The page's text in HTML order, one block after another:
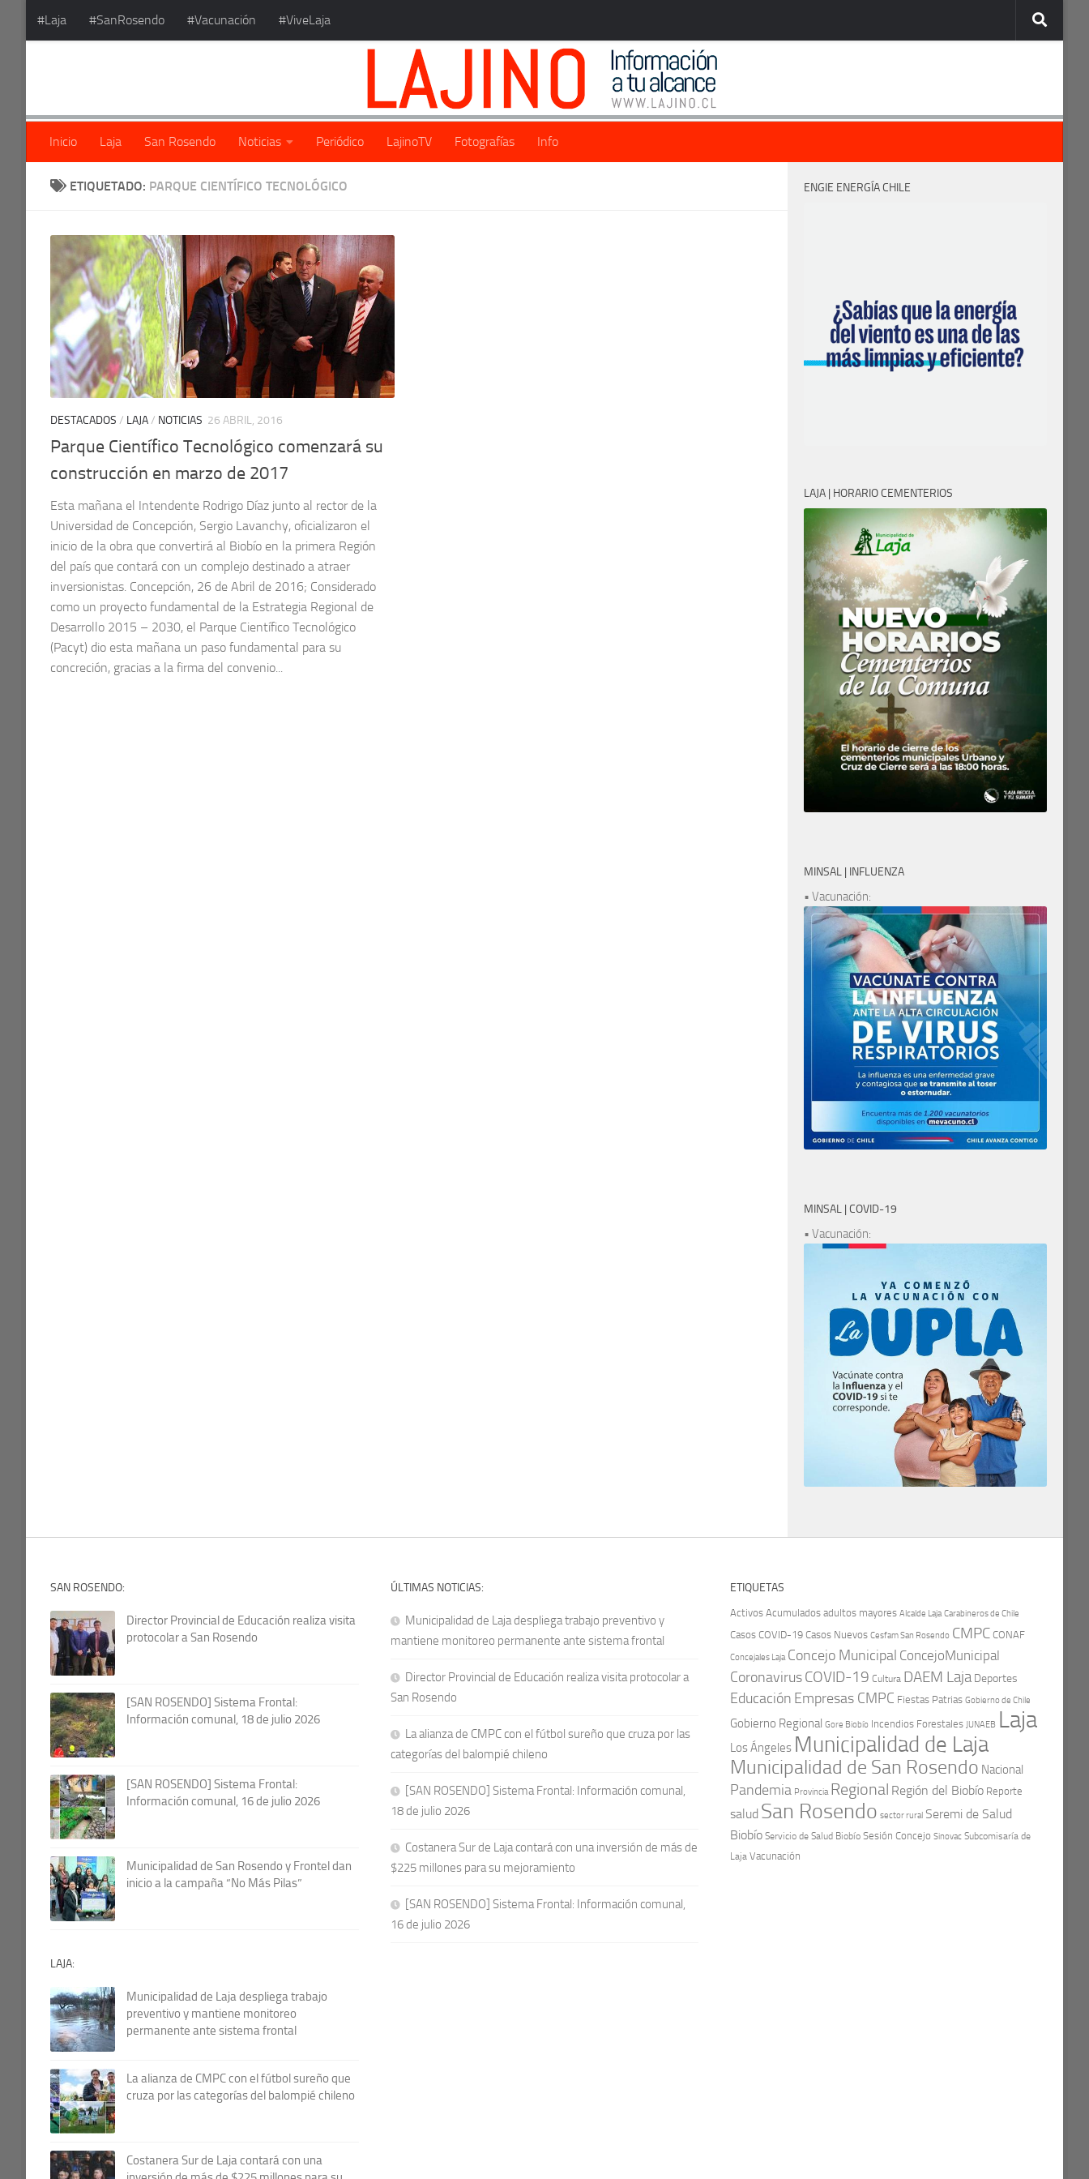
Saltar al contenido
#Laja #SanRosendo #Vacunación #ViveLaja
Inicio Laja San Rosendo Noticias Periódico LajinoTV Fotografías Info
ETIQUETADO: PARQUE CIENTÍFICO TECNOLÓGICO
DESTACADOS / LAJA/ NOTICIAS 26 ABRIL, 2016
Parque Científico Tecnológico comenzará su
construcción en marzo de 2017
Esta mañana el Intendente Rodrigo Díaz junto al rector de la
Universidad de Concepción, Sergio Lavanchy, oficializaron el
inicio de la obra que convertirá al Biobío en la primera Región
del país que contará con un complejo destinado a atraer
inversionistas. Concepción, 26 de Abril de 2016; Considerado
como un proyecto fundamental de la Estrategia Regional de
Desarrollo 2015 – 2030, el Parque Científico Tecnológico
(Pacyt) dio esta mañana un paso fundamental para su
concreción, gracias a la firma del convenio...
ENGIE ENERGÍA CHILE
LAJA | HORARIO CEMENTERIOS
MINSAL | INFLUENZA
• Vacunación:
MINSAL | COVID-19
• Vacunación:
SAN ROSENDO:
Director Provincial de Educación realiza visita
protocolar a San Rosendo
[SAN ROSENDO] Sistema Frontal:
Información comunal, 18 de julio 2026
[SAN ROSENDO] Sistema Frontal:
Información comunal, 16 de julio 2026
Municipalidad de San Rosendo y Frontel dan
inicio a la campaña “No Más Pilas”
LAJA:
Municipalidad de Laja despliega trabajo
preventivo y mantiene monitoreo
permanente ante sistema frontal
La alianza de CMPC con el fútbol sureño que
cruza por las categorías del balompié chileno
Costanera Sur de Laja contará con una
ÚLTIMAS NOTICIAS:
Municipalidad de Laja despliega trabajo preventivo y
mantiene monitoreo permanente ante sistema frontal
Director Provincial de Educación realiza visita protocolar a
San Rosendo
La alianza de CMPC con el fútbol sureño que cruza por las
categorías del balompié chileno
[SAN ROSENDO] Sistema Frontal: Información comunal,
18 de julio 2026
Costanera Sur de Laja contará con una inversión de más de
$225 millones para su mejoramiento
[SAN ROSENDO] Sistema Frontal: Información comunal,
16 de julio 2026
ETIQUETAS
Activos Acumulados adultos mayores Alcalde Laja Carabineros de Chile
Casos COVID-19 Casos Nuevos Cesfam San Rosendo CMPC CONAF
Concejales Laja Concejo Municipal ConcejoMunicipal
CoronavirusCOVID-19 Cultura DAEM Laja Deportes
Educación Empresas CMPC Fiestas Patrias Gobierno de Chile
Gobierno Regional Gore Biobío Incendios Forestales JUNAEB Laja
Los Ángeles Municipalidad de Laja
Municipalidad de San Rosendo Nacional
Pandemia Provincia Regional Región del Biobío Reporte
salud San Rosendo sector rural Seremi de Salud
Biobío Servicio de Salud Biobío Sesión Concejo Sinovac Subcomisaría de
Laja Vacunación